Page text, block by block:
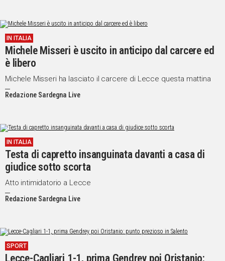
IN ITALIA
Michele Misseri è uscito in anticipo dal carcere ed
è libero
Michele Misseri ha lasciato il carcere di Lecce questa mattina
Redazione Sardegna Live
IN ITALIA
Testa di capretto insanguinata davanti a casa di
giudice sotto scorta
Atto intimidatorio a Lecce
Redazione Sardegna Live
SPORT
Lecce-Cagliari 1-1, prima Gendrey poi Oristanio: